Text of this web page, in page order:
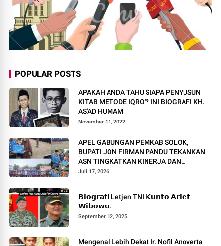
POPULAR POSTS
APAKAH ANDA TAHU SIAPA PENYUSUN
KITAB METODE IQRO'? INI BIOGRAFI KH.
AS'AD HUMAM
November 11, 2022
APEL GABUNGAN PEMKAB SOLOK,
BUPATI JON FIRMAN PANDU TEKANKAN
ASN TINGKATKAN KINERJA DAN
PELAYANAN MASYARAKAT.
Juli 17, 2026
𝗕𝗶𝗼𝗴𝗿𝗮𝗳𝗶 Letjen TNI 𝗞𝘂𝗻𝘁𝗼 𝗔𝗿𝗶𝗲𝗳
𝗪𝗶𝗯𝗼𝘄𝗼.
September 12, 2025
Mengenal Lebih Dekat Ir. Nofil Anoverta